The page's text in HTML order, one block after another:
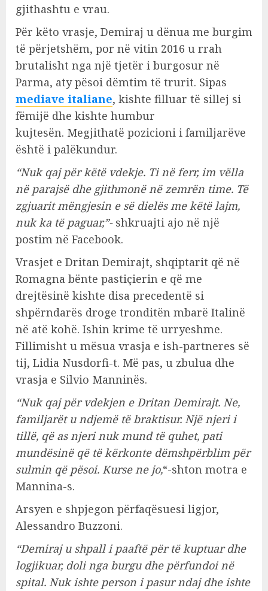
gjithashtu e vrau.
Për këto vrasje, Demiraj u dënua me burgim
të përjetshëm, por në vitin 2016 u rrah
brutalisht nga një tjetër i burgosur në
Parma, aty pësoi dëmtim të trurit. Sipas
mediave italiane, kishte filluar të sillej si
fëmijë dhe kishte humbur
kujtesën. Megjithatë pozicioni i familjarëve
është i palëkundur.
“Nuk qaj për këtë vdekje. Ti në ferr, im vëlla
në parajsë dhe gjithmonë në zemrën time. Të
zgjuarit mëngjesin e së dielës me këtë lajm,
nuk ka të paguar,”-shkruajti ajo në një
postim në Facebook.
Vrasjet e Dritan Demirajt, shqiptarit që në
Romagna bënte pastiçierin e që me
drejtësinë kishte disa precedentë si
shpërndarës droge tronditën mbarë Italinë
në atë kohë. Ishin krime të urryeshme.
Fillimisht u mësua vrasja e ish-partneres së
tij, Lidia Nusdorfi-t. Më pas, u zbulua dhe
vrasja e Silvio Manninës.
“Nuk qaj për vdekjen e Dritan Demirajt. Ne,
familjarët u ndjemë të braktisur. Një njeri i
tillë, që as njeri nuk mund të quhet, pati
mundësinë që të kërkonte dëmshpërblim për
sulmin që pësoi. Kurse ne jo,“-shton motra e
Mannina-s.
Arsyen e shpjegon përfaqësuesi ligjor,
Alessandro Buzzoni.
“Demiraj u shpall i paaftë për të kuptuar dhe
logjikuar, doli nga burgu dhe përfundoi në
spital. Nuk ishte person i pasur ndaj dhe ishte